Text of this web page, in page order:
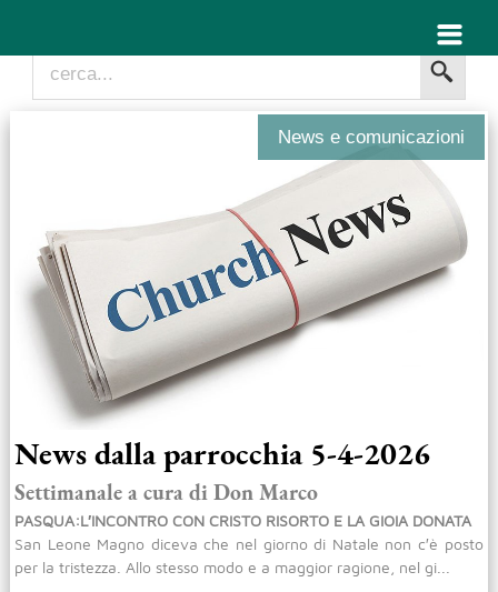
News e comunicazioni
News dalla parrocchia 5-4-2026
Settimanale a cura di Don Marco
PASQUA:L′INCONTRO CON CRISTO RISORTO E LA GIOIA DONATA
San Leone Magno diceva che nel giorno di Natale non c′è posto
per la tristezza. Allo stesso modo e a maggior ragione, nel gi...